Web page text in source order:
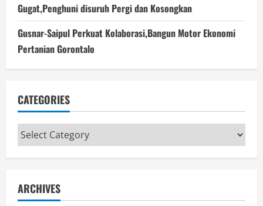
Gugat,Penghuni disuruh Pergi dan Kosongkan
Gusnar-Saipul Perkuat Kolaborasi,Bangun Motor Ekonomi
Pertanian Gorontalo
CATEGORIES
Categories
ARCHIVES